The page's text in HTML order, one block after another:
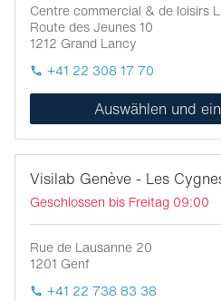
Centre commercial & de loisirs
Route des Jeunes 10
1212 Grand Lancy
+41 22 308 17 70
Auswählen und
Visilab Genève - Les
Geschlossen bis Freitag 09:00
Rue de Lausanne 20
1201 Genf
+41 22 738 83 38